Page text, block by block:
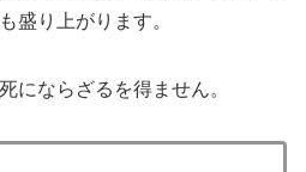
盛り上がります。
にならざるを得ません。